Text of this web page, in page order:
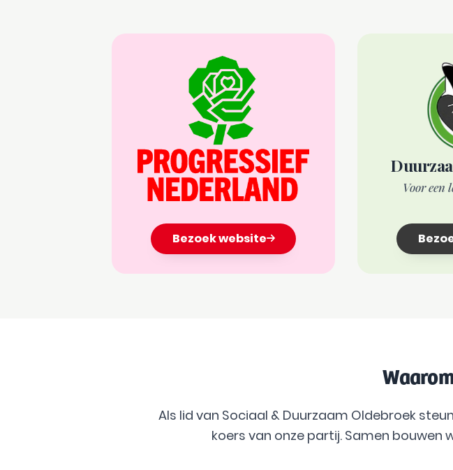
PRO
Bezoek website
Voor een
Als lid van Sociaal & Duurzaam Oldebroek
koers van onze partij. Samen